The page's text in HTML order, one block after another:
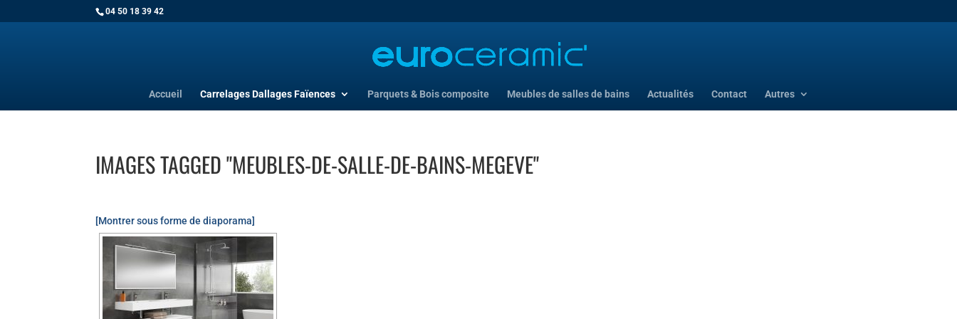
04 50 18 39 42
Accueil Carrelages Dallages Faïences Parquets & Bois composite Meubles de salles de bains Actualités Contact Autres
IMAGES TAGGED "MEUBLES-DE-SALLE-DE-BAINS-MEGEVE"
[Montrer sous forme de diaporama]